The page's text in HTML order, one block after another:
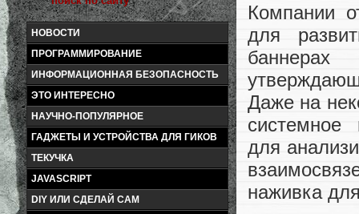
НОВОСТИ
ПРОГРАММИРОВАНИЕ
ИНФОРМАЦИОННАЯ БЕЗОПАСНОСТЬ
ЭТО ИНТЕРЕСНО
НАУЧНО-ПОПУЛЯРНОЕ
ГАДЖЕТЫ И УСТРОЙСТВА ДЛЯ ГИКОВ
ТЕКУЧКА
JAVASCRIPT
DIY ИЛИ СДЕЛАЙ САМ
Компании
для
Даже на
системное
для
наживка